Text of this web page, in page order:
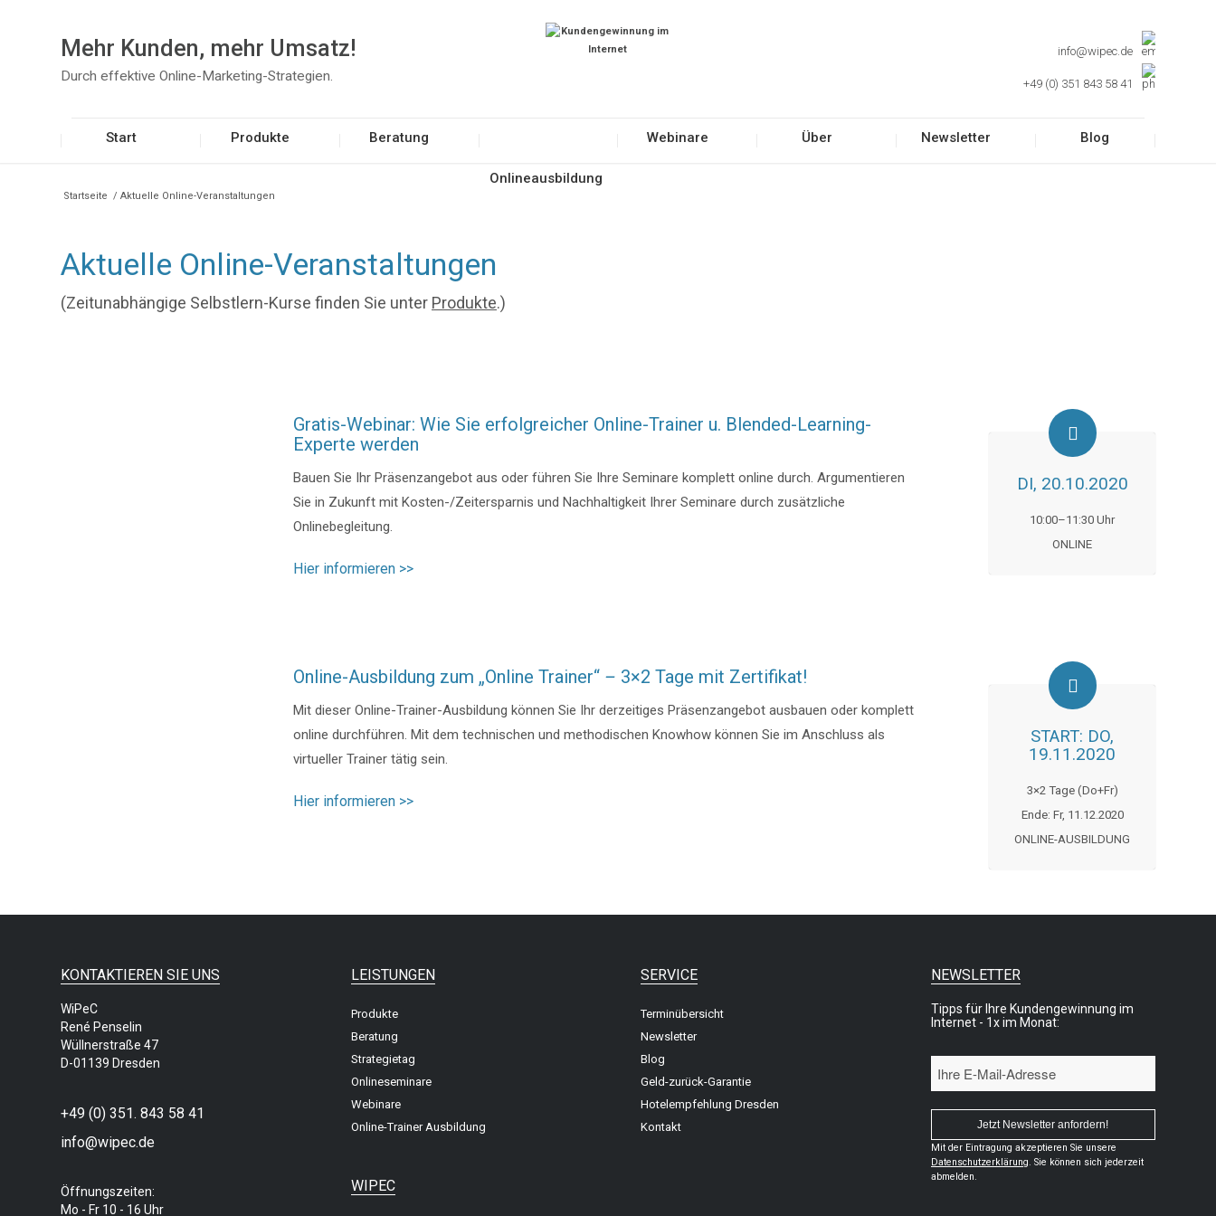
Mehr Kunden, mehr Umsatz!
Durch effektive Online-Marketing-Strategien.
info@wipec.de
+49 (0) 351 843 58 41
Start Produkte Beratung
Onlineausbildung
Webinare Über Newsletter Blog
Startseite / Aktuelle Online-Veranstaltungen
Aktuelle Online-Veranstaltungen
(Zeitunabhängige Selbstlern-Kurse finden Sie unter Produkte.)
Gratis-Webinar: Wie Sie erfolgreicher Online-Trainer u. Blended-Learning-
Experte werden
Bauen Sie Ihr Präsenzangebot aus oder führen Sie Ihre Seminare komplett online durch. Argumentieren
Sie in Zukunft mit Kosten-/Zeitersparnis und Nachhaltigkeit Ihrer Seminare durch zusätzliche
Onlinebegleitung.
Hier informieren >>
DI, 20.10.2020
10:00–11:30 Uhr
ONLINE
Online-Ausbildung zum „Online Trainer“ – 3×2 Tage mit Zertifikat!
Mit dieser Online-Trainer-Ausbildung können Sie Ihr derzeitiges Präsenzangebot ausbauen oder komplett
online durchführen. Mit dem technischen und methodischen Knowhow können Sie im Anschluss als
virtueller Trainer tätig sein.
Hier informieren >>
START: DO,
19.11.2020
3×2 Tage (Do+Fr)
Ende: Fr, 11.12.2020
ONLINE-AUSBILDUNG
KONTAKTIEREN SIE UNS
WiPeC
René Penselin
Wüllnerstraße 47
D-01139 Dresden
+49 (0) 351. 843 58 41
info@wipec.de
Öffnungszeiten:
Mo - Fr 10 - 16 Uhr
LEISTUNGEN
Produkte
Beratung
Strategietag
Onlineseminare
Webinare
Online-Trainer Ausbildung
WIPEC
SERVICE
Terminübersicht
Newsletter
Blog
Geld-zurück-Garantie
Hotelempfehlung Dresden
Kontakt
NEWSLETTER
Tipps für Ihre Kundengewinnung im
Internet - 1x im Monat:
Mit der Eintragung akzeptieren Sie unsere
Datenschutzerklärung. Sie können sich jederzeit
abmelden.